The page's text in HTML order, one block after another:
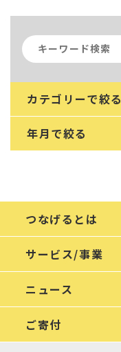
カテゴリーで絞る
年月で絞る
つなげるとは
サービス/事業
ニュース
ご寄付